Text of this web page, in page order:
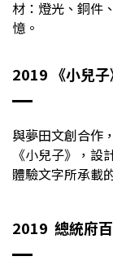
材：燈光、銅件
憶。
2019 《小兒子
與夢田文創合作
《小兒子》，設
體驗文字所承載
2019 總統府